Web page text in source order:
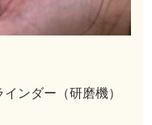
ンダー（研磨機）